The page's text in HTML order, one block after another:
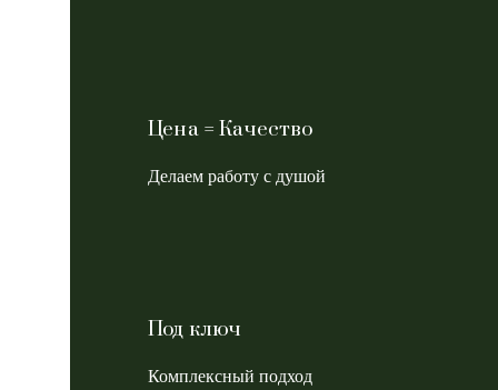
Цена = Качество
Делаем работу с душой
Под ключ
Комплексный подход